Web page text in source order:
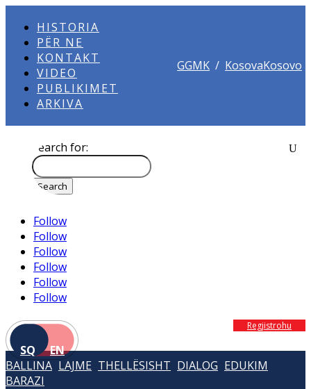
HISTORIA
PËR NE
KONTAKT
VIDEO
PUBLIKIMET
ARKIVA
GGMK / KosovaKosovo
Search for:
Follow
Follow
Follow
Follow
Follow
Follow
SQ EN
Regjistrohu
BALLINA LAJME THELLËSISHT DIALOG EDUKIM
BARAZI